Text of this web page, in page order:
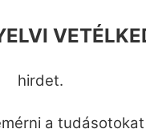
hirdet.
a